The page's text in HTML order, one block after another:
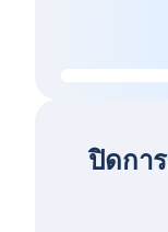
ปิดกา